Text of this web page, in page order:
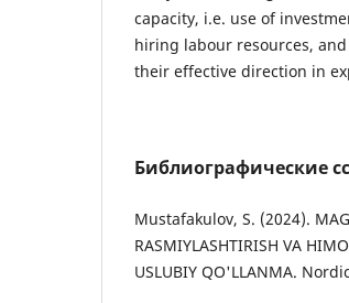
capacity, i.e. use of
hiring labour resources, and
their effective direction in
Библиографические
Mustafakulov, S. (2024).
RASMIYLASHTIRISH VA
USLUBIY QO'LLANMA.